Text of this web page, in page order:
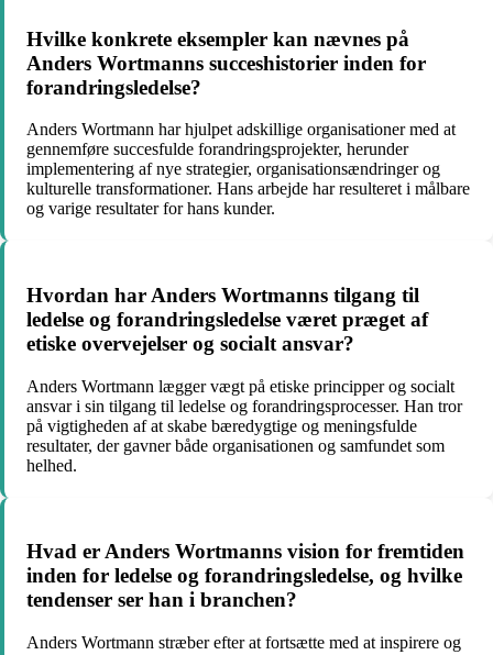
Hvilke konkrete eksempler kan nævnes på
Anders Wortmanns succeshistorier inden for
forandringsledelse?
Anders Wortmann har hjulpet adskillige organisationer med at
gennemføre succesfulde forandringsprojekter, herunder
implementering af nye strategier, organisationsændringer og
kulturelle transformationer. Hans arbejde har resulteret i målbare
og varige resultater for hans kunder.
Hvordan har Anders Wortmanns tilgang til
ledelse og forandringsledelse været præget af
etiske overvejelser og socialt ansvar?
Anders Wortmann lægger vægt på etiske principper og socialt
ansvar i sin tilgang til ledelse og forandringsprocesser. Han tror
på vigtigheden af at skabe bæredygtige og meningsfulde
resultater, der gavner både organisationen og samfundet som
helhed.
Hvad er Anders Wortmanns vision for fremtiden
inden for ledelse og forandringsledelse, og hvilke
tendenser ser han i branchen?
Anders Wortmann stræber efter at fortsætte med at inspirere og